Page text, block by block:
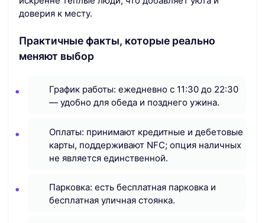
доверия к месту.
Практичные факты, которые реально
меняют выбор
График работы: ежедневно с 11:30 до 22:30
— удобно для обеда и позднего ужина.
Оплаты: принимают кредитные и дебетовые
карты, поддерживают NFC; опция наличных
не является единственной.
Парковка: есть бесплатная парковка и
бесплатная уличная стоянка.